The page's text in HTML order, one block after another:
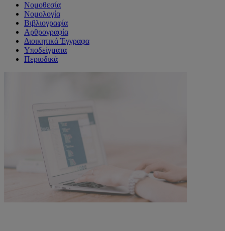
Νομοθεσία
Νομολογία
Βιβλιογραφία
Αρθρογραφία
Διοικητικά Έγγραφα
Υποδείγματα
Περιοδικά